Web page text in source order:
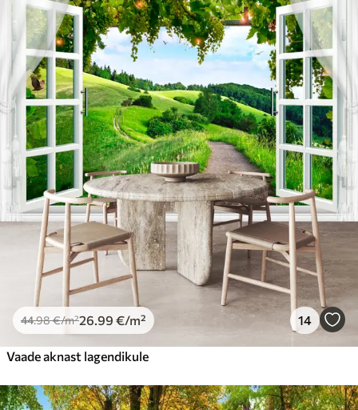
44.98€/m²26 .99 €/m² 14
Vaade aknast lagendikule